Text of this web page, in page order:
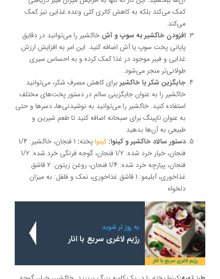
کمک می‌کند بلکه به کاهش کالری کلی وعده غذایی نیز کمک
می‌کند.
افزودن خاکشیر به سوپ و آش خاکشیر را می‌توانید در دقایق
پایانی پخت سوپ یا آش اضافه کنید. این امر به افزایش ارزش
غذایی و فیبر موجود در غذا کمک کرده و به احساس سیری
طولانی‌تر منجر می‌شود.
جایگزین شکر با خاکشیر برای کاهش مصرف شکر، می‌توانید
خاکشیر را به عنوان جایگزینی سالم در دستور پخت‌های مختلف
استفاده کنید. خاکشیر را می‌توانید به نوشیدنی‌ها، دسرها و حتی
به عنوان تاپینگ برای صبحانه اضافه کنید تا طعم شیرین و
طبیعی به آن‌ها بدهید
دستور سالاد خاکشیر و کینوا: کینواپخته:
1 فنجان، خاکشیر: 1/4
فنجان، خیار خرد شده: 1/2 فنجان، گوجه فرنگی خرد شده: 1/2
فنجان، پیازچه خرد شده: 1/4 فنجان، روغن زیتون: 2 قاشق
غذاخوری، آبلیمو: 1 قاشق غذاخوری، نمک و فلفل: به میزان
دلخواه
به روز تر شوید
رژیم لاغری سریع با انار